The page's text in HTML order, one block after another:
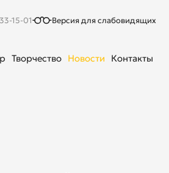
15-01 Версия для слабовидящих
Творчество Новости Контакты